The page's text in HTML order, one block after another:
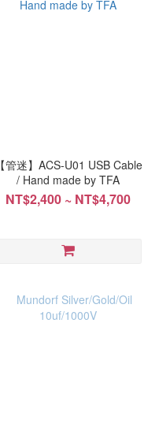
【管迷】ACS-U01 USB Cable
/ Hand made by TFA
NT$2,400 ~ NT$4,700